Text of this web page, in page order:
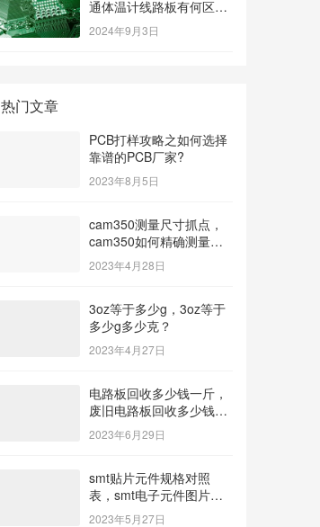
通体温计线路板有何区
别？
2024年9月3日
热门文章
PCB打样攻略之如何选择
靠谱的PCB厂家?
2023年8月5日
cam350测量尺寸抓点，
cam350如何精确测量尺
寸？
2023年4月28日
3oz等于多少g，3oz等于
多少g多少克？
2023年4月27日
电路板回收多少钱一斤，
废旧电路板回收多少钱一
斤？
2023年6月29日
smt贴片元件规格对照
表，smt电子元件图片及
名称？
2023年5月27日